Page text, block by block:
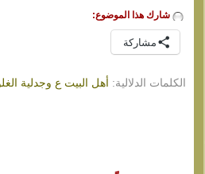
شارك هذا الموضوع:
مشاركة
الكلمات الدلالية: أهل البيت ع وجدلية